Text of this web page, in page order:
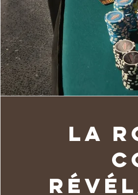
La